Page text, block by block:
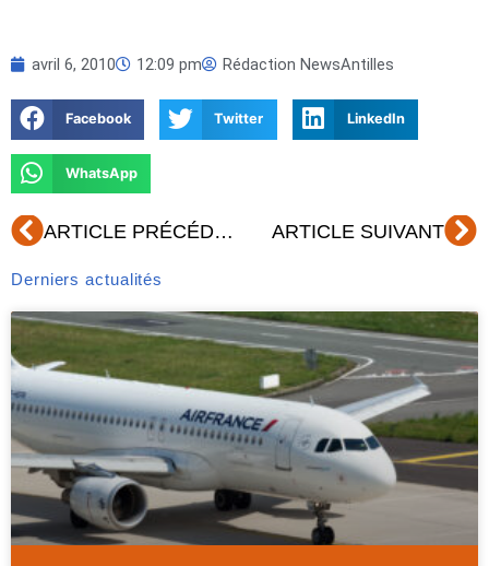
avril 6, 2010 12:09 pm Rédaction NewsAntilles
Facebook Twitter LinkedIn
WhatsApp
Précédent ARTICLE PRÉCÉDENT ARTICLE SUIVANT
Derniers actualités